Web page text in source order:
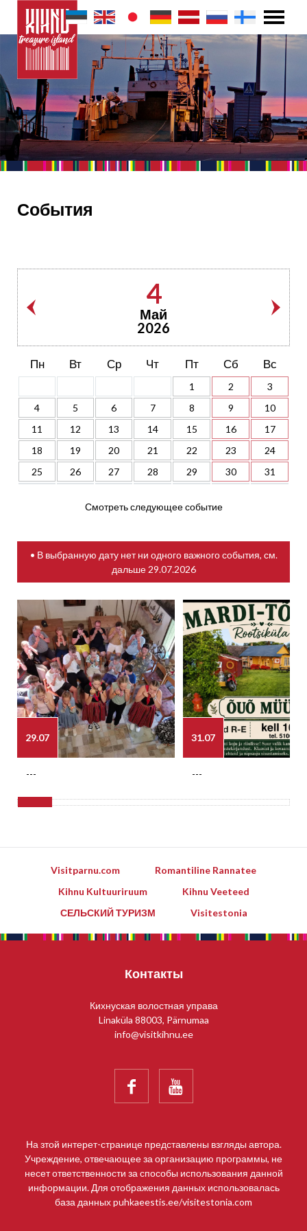
События
4
Май
2026
Пн Вт Ср Чт Пт Сб Вс
1 2
3
4
5 6 7 8 9
10
11
12 13 14 15 16
17
18
19 20 21 22 23
24
25
26 27 28 29 30 31
Смотреть следующее событие
• В выбранную дату нет ни одного важного события, см.
дальше 29.07.2026
29.07
---
31.07
---
Visitparnu.com
Romantiline Rannatee
Kihnu Kultuuriruum
Kihnu Veeteed
СЕЛЬСКИЙ ТУРИЗМ
Visitestonia
Контакты
Кихнуская волостная управа
Linaküla 88003, Pärnumaa
info@visitkihnu.ee
 
На зтой интерет-странице представлены взгляды автора.
Учреждение, отвечающее за организацию программы, не
несет ответственности за способы использования данной
информации. Для отображения данных использовалась
база данных puhkaeestis.ee/visitestonia.com